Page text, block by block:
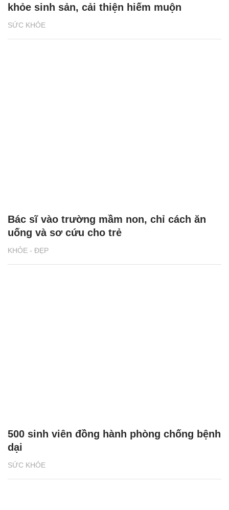
SỨC KHỎE
khỏe sinh sản, cải thiện hiếm muộn
KHỎE - ĐẸP
Bác sĩ vào trường mầm non, chỉ cách ăn
uống và sơ cứu cho trẻ
SỨC KHỎE
500 sinh viên đồng hành phòng chống bệnh
dại